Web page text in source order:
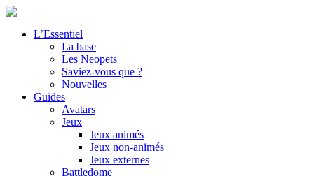
L’Essentiel
La base
Les Neopets
Saviez-vous que ?
Nouvelles
Guides
Avatars
Jeux
Jeux animés
Jeux non-animés
Jeux externes
Battledome